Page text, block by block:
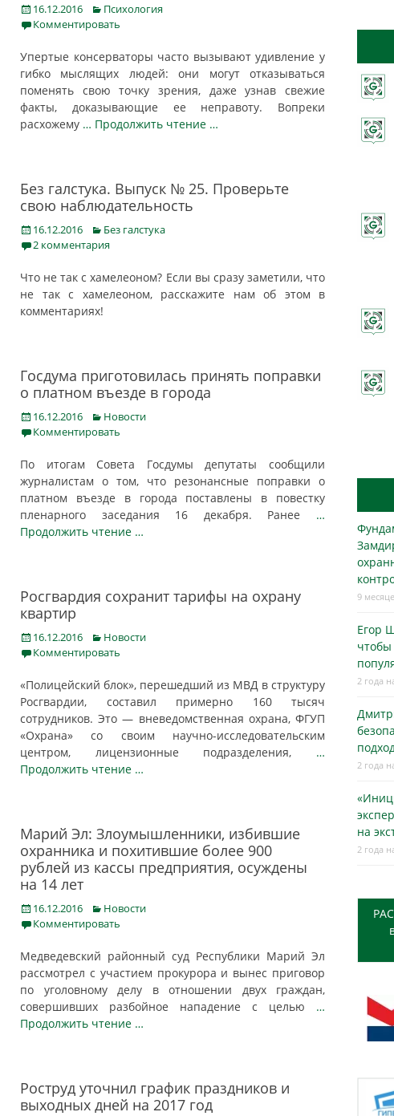
Posted
on
16.12.2016 Categories
Психология
Комментировать
Упертые консерваторы часто вызывают удивление у
гибко мыслящих людей: они могут отказываться
поменять свою точку зрения, даже узнав свежие
факты, доказывающие ее неправоту. Вопреки
расхожему … Продолжить чтение …
Без галстука. Выпуск № 25. Проверьте
свою наблюдательность
Posted
on
16.12.2016 Categories
Без галстука
2 комментария
Что не так с хамелеоном? Если вы сразу заметили, что
не так с хамелеоном, расскажите нам об этом в
комментариях!
Госдума приготовилась принять поправки
о платном въезде в города
Posted
on
16.12.2016 Categories
Новости
Комментировать
По итогам Совета Госдумы депутаты сообщили
журналистам о том, что резонансные поправки о
платном въезде в города поставлены в повестку
пленарного заседания 16 декабря. Ранее …
Продолжить чтение …
Росгвардия сохранит тарифы на охрану
квартир
Posted
on
16.12.2016 Categories
Новости
Комментировать
«Полицейский блок», перешедший из МВД в структуру
Росгвардии, составил примерно 160 тысяч
сотрудников. Это — вневедомственная охрана, ФГУП
«Охрана» со своим научно-исследовательским
центром, лицензионные подразделения, …
Продолжить чтение …
Марий Эл: Злоумышленники, избившие
охранника и похитившие более 900
рублей из кассы предприятия, осуждены
на 14 лет
Posted
on
16.12.2016 Categories
Новости
Комментировать
Медведевский районный суд Республики Марий Эл
рассмотрел с участием прокурора и вынес приговор
по уголовному делу в отношении двух граждан,
совершивших разбойное нападение с целью …
Продолжить чтение …
Роструд уточнил график праздников и
выходных дней на 2017 год
9
Егор
чтобы
2 года
2 года
на
2 года